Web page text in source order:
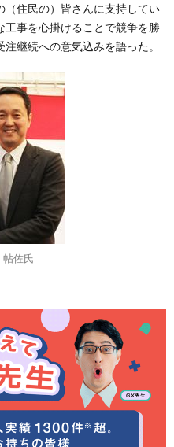
（住民の）皆さんに支持してい
工事を心掛けることで競争を勝
継続への意気込みを語った。
佐氏